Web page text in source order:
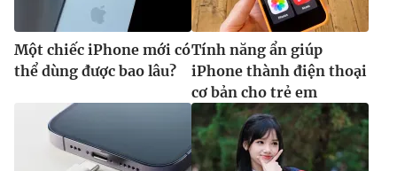
thuận bằng văn bản. Ghi rõ nguồn VTV.vn khi phát hành lại
thông tin từ website này.
Một chiếc iPhone mới có
thể dùng được bao lâu?
Tính năng ẩn giúp
iPhone thành điện thoại
cơ bản cho trẻ em